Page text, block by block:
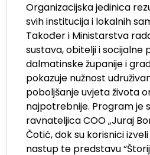
Organizacijska jedinica
svih institucija i lokalnih
Također i Ministarstva
sustava, obitelji i socijalne
dalmatinske županije i
pokazuje nužnost
poboljšanje uvjeta života
najpotrebnije. Program je
ravnateljica COO „Juraj
Čotić, dok su korisnici
nastup te predstavu